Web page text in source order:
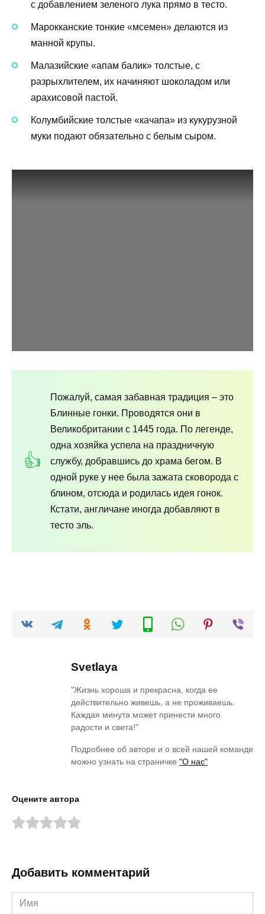
с добавлением зеленого лука прямо в тесто.
Марокканские тонкие «мсемен» делаются из
манной крупы.
Малазийские «апам балик» толстые, с
разрыхлителем, их начиняют шоколадом или
арахисовой пастой.
Колумбийские толстые «качапа» из кукурузной
муки подают обязательно с белым сыром.
Пожалуй, самая забавная традиция – это
Блинные гонки. Проводятся они в
Великобритании с 1445 года. По легенде,
одна хозяйка успела на праздничную
службу, добравшись до храма бегом. В
одной руке у нее была зажата сковорода с
блином, отсюда и родилась идея гонок.
Кстати, англичане иногда добавляют в
тесто эль.
Svetlaya
"Жизнь хороша и прекрасна, когда ее
действительно живешь, а не проживаешь.
Каждая минута может принести много
радости и света!"
Подробнее об авторе и о всей нашей команде
можно узнать на страничке "О нас"
Оцените автора
Добавить комментарий
Имя